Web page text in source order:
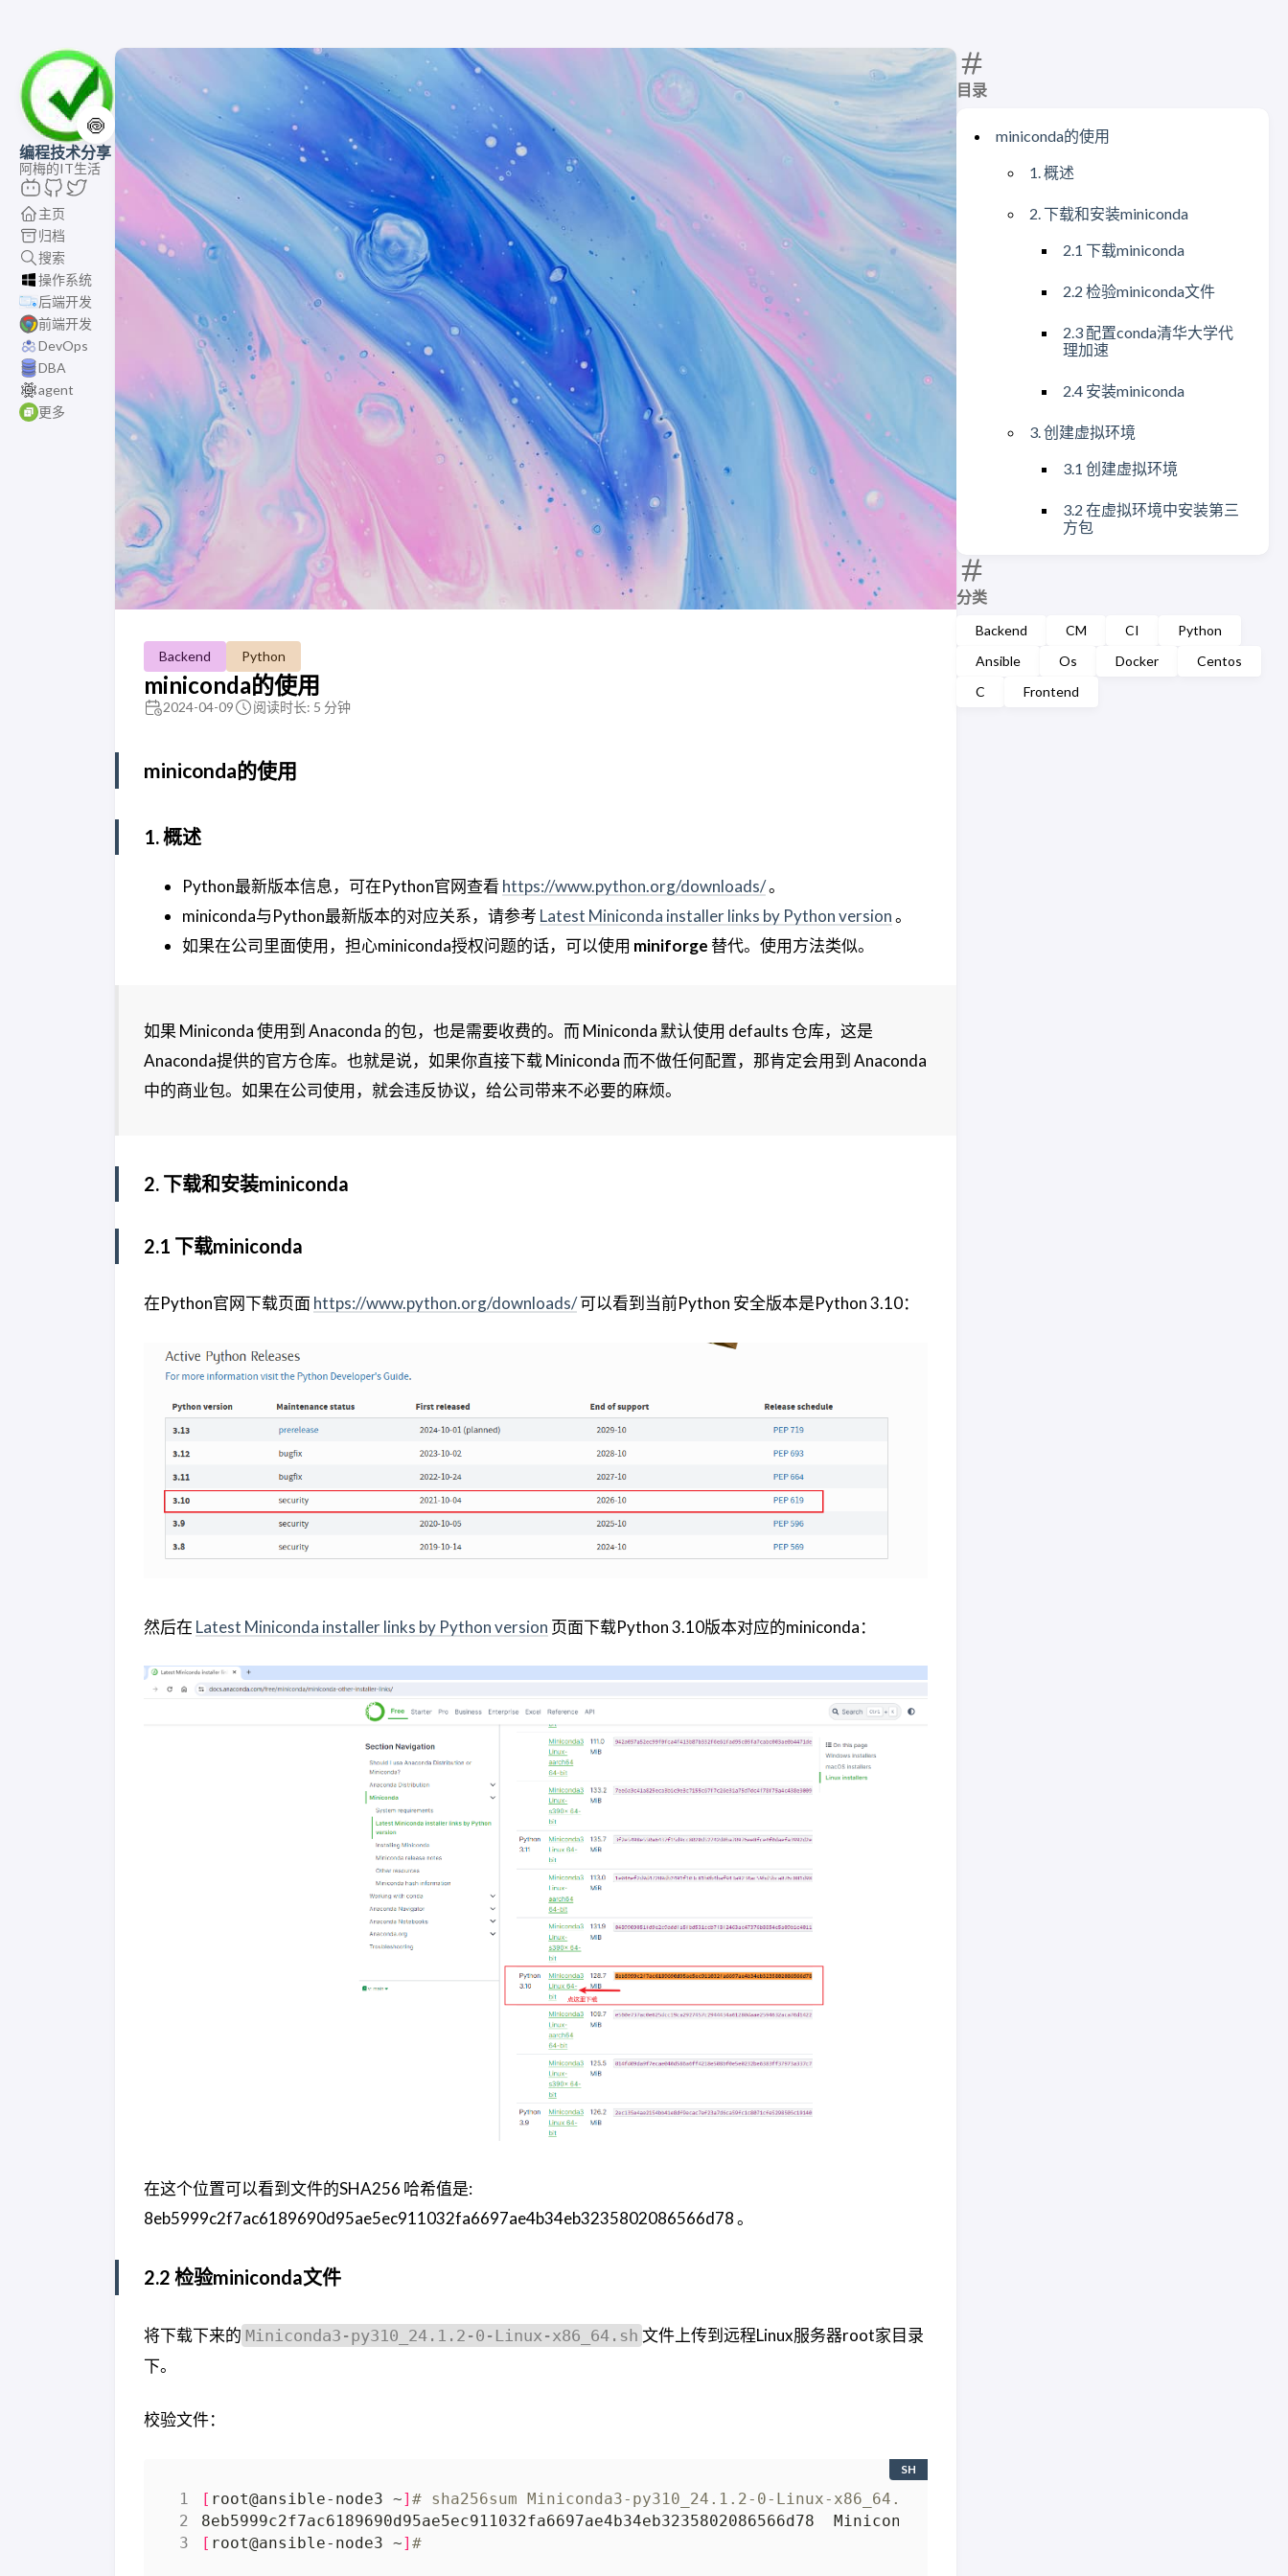
🍥
编程技术分享
阿梅的IT生活
主页
归档
搜索
操作系统
后端开发
前端开发
DevOps
DBA
agent
更多
目录
miniconda的使用
1. 概述
2. 下载和安装miniconda
2.1 下载miniconda
2.2 检验miniconda文件
2.3 配置conda清华大学代
理加速
2.4 安装miniconda
3. 创建虚拟环境
3.1 创建虚拟环境
3.2 在虚拟环境中安装第三
方包
分类
Backend CM CI
Python
Ansible
Os Docker
Centos
C
Frontend
Backend Python
miniconda的使用
2024-04-09 阅读时长: 5 分钟
miniconda的使用
1. 概述
Python最新版本信息，可在Python官网查看 https://www.python.org/downloads/。
miniconda与Python最新版本的对应关系，请参考 Latest Miniconda installer links by Python version。
如果在公司里面使用，担心miniconda授权问题的话，可以使用 miniforge 替代。使用方法类似。
如果 Miniconda 使用到 Anaconda 的包，也是需要收费的。而 Miniconda 默认使用 defaults 仓库，这是
Anaconda提供的官方仓库。也就是说，如果你直接下载 Miniconda 而不做任何配置，那肯定会用到 Anaconda
中的商业包。如果在公司使用，就会违反协议，给公司带来不必要的麻烦。
2. 下载和安装miniconda
2.1 下载miniconda
在Python官网下载页面 https://www.python.org/downloads/可以看到当前Python 安全版本是Python 3.10：
然后在 Latest Miniconda installer links by Python version 页面下载Python 3.10版本对应的miniconda：
在这个位置可以看到文件的SHA256 哈希值是:
8eb5999c2f7ac6189690d95ae5ec911032fa6697ae4b34eb3235802086566d78 。
2.2 检验miniconda文件
将下载下来的 Miniconda3-py310_24.1.2-0-Linux-x86_64.sh 文件上传到远程Linux服务器root家目录
下。
校验文件：
[ root@ansible-node3 ~] # sha256sum Miniconda3-py310_24.1.2-0-Linux-x86_64.sh |grep
[ root@ansible-node3 ~] #
SH